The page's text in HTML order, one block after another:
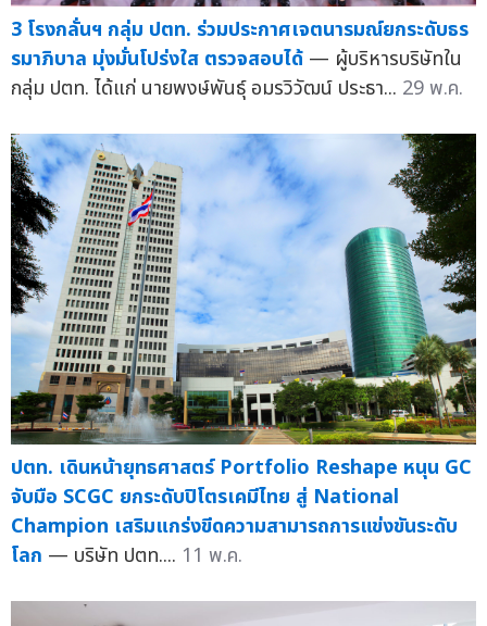
3 โรงกลั่นฯ กลุ่ม ปตท. ร่วมประกาศเจตนารมณ์ยกระดับธร
รมาภิบาล มุ่งมั่นโปร่งใส ตรวจสอบได้ — ผู้บริหารบริษัทใน
กลุ่ม ปตท. ได้แก่ นายพงษ์พันธุ์ อมรวิวัฒน์ ประธา... 29 พ.ค.
ปตท. เดินหน้ายุทธศาสตร์ Portfolio Reshape หนุน GC
จับมือ SCGC ยกระดับปิโตรเคมีไทย สู่ National
Champion เสริมแกร่งขีดความสามารถการแข่งขันระดับ
โลก — บริษัท ปตท.... 11 พ.ค.